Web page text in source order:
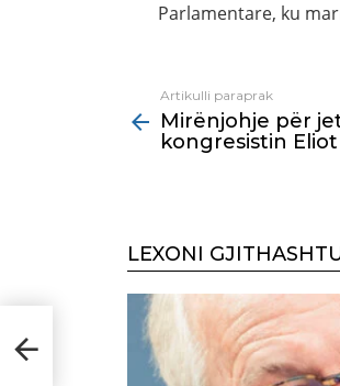
Parlamentare, ku
more
Artikulli paraprak
Mirënjohje për
kongresistin Eliot
LEXONI